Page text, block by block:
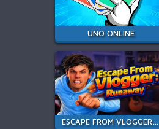
UNO ONLINE
ESCAPE FROM VLOGGER: RUNAWAY